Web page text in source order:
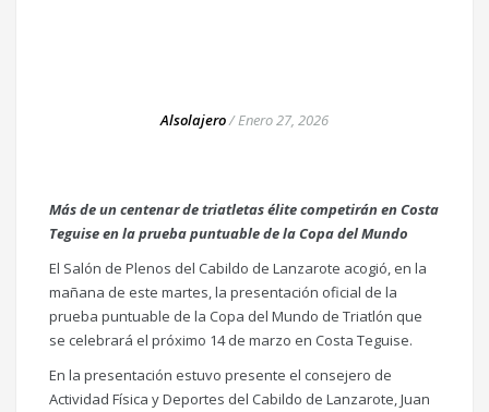
Alsolajero/Enero 27, 2026
Más de un centenar de triatletas élite competirán en Costa
Teguise en la prueba puntuable de la Copa del Mundo
El Salón de Plenos del Cabildo de Lanzarote acogió, en la
mañana de este martes, la presentación oficial de la
prueba puntuable de la Copa del Mundo de Triatlón que
se celebrará el próximo 14 de marzo en Costa Teguise.
En la presentación estuvo presente el consejero de
Actividad Física y Deportes del Cabildo de Lanzarote, Juan